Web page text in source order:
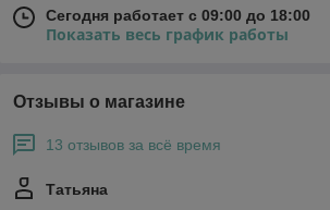
Сегодня работает с 09:00 до 18:00
Показать весь график работы
Отзывы о магазине
13 отзывов за всё время
Татьяна